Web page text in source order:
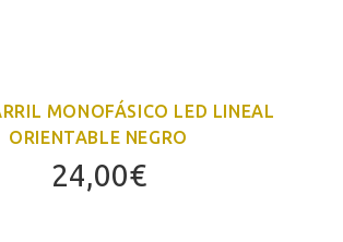
MONOFÁSICO LED LINEAL
ORIENTABLE NEGRO
24,00€